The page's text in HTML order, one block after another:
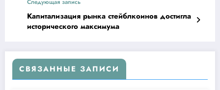
Капитализация рынка стейблкоинов достигла
исторического максимума
СВЯЗАННЫЕ ЗАПИСИ